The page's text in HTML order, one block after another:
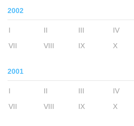
2002
I II III IV
VII
VIII IX X
2001
I II III IV
VII
VIII IX X